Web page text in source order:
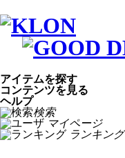
アイテムを探す
コンテンツを見る
ヘルプ
検索
マイページ
ランキング